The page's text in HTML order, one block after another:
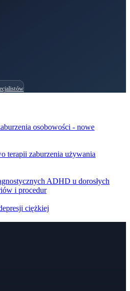
osobowości - nowe
terapii zaburzenia używania
ADHD u dorosłych
i procedur
ciężkiej